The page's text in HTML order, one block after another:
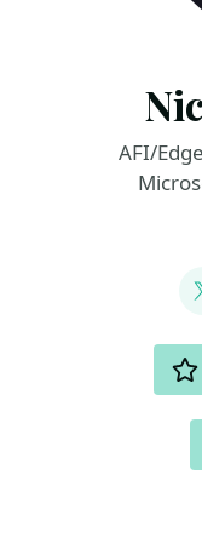
AFI/
ACTIONS